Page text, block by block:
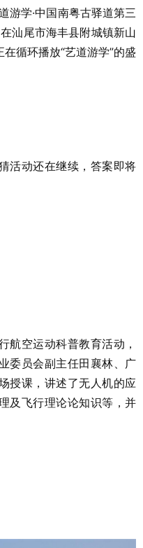
学·中国南粤古驿道第三
汕尾市海丰县附城镇新山
循环播放“艺道游学”的盛
动还在继续，答案即将
空运动科普教育活动，
委员会副主任田襄林、广
授课，讲述了无人机的应
及飞行理论论知识等，并